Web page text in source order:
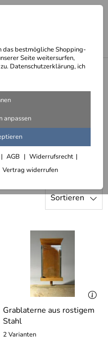
das bestmögliche Shopping-
Seite weitersurfen,
Datenschutzerklärung, ich
anpassen
AGB
Widerrufsrecht
Vertrag widerrufen
Sonderleuchten
12 Kronleuchter für das Ramada am Alexanderplatz in Berlin
Sortieren
Grablaterne aus rostigem
Stahl
2 Varianten